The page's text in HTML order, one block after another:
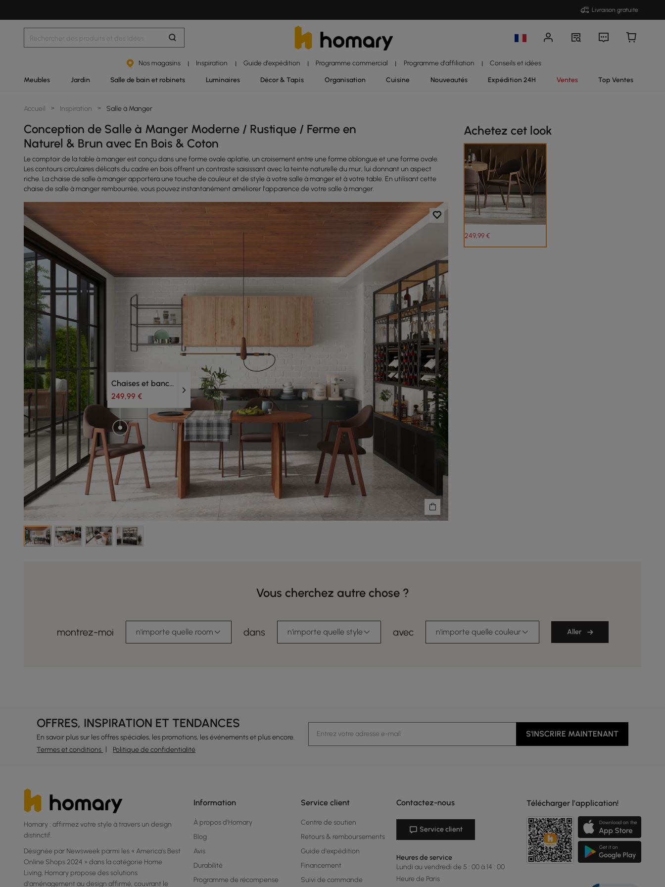
Livraison gratuite
Nos magasins | Inspiration | Guide d'expédition | Programme commercial | Programme d'affiliation | Conseils et idées
Meubles Jardin Salle de bain et robinets Luminaires Décor & Tapis Organisation Cuisine Nouveautés Expédition 24H Ventes Top Ventes
Accueil > Inspiration > Salle à Manger
Conception de Salle à Manger Moderne / Rustique / Ferme en
Naturel & Brun avec En Bois & Coton
Le comptoir de la table à manger est conçu dans une forme ovale aplatie, un croisement entre une forme oblongue et une forme ovale.
Les contours circulaires délicats du cadre en bois offrent un contraste saisissant avec la teinte naturelle du mur, lui donnant un aspect
riche. La chaise de salle à manger apportera une touche de couleur et de style à votre salle à manger et à votre table. En utilisant cette
chaise de salle à manger rembourrée, vous pouvez instantanément améliorer l'apparence de votre salle à manger.
Chaises et bancs de salle à manger
249,99 €
Achetez cet look
249,99€
Vous cherchez autre chose ?
montrez-moi n'importe quelle room dans n'importe quelle style avec n'importe quelle couleur Aller
OFFRES, INSPIRATION ET TENDANCES
En savoir plus sur les offres spéciales, les promotions, les événements et plus encore.
Termes et conditions
Politique de confidentialité
S'INSCRIRE MAINTENANT
Homary : affirmez votre style à travers un design
distinctif.
Désignée par Newsweek parmi les « America's Best
Online Shops 2024 » dans la catégorie Home
Living, Homary propose des solutions
d'aménagement au design affirmé, couvrant le
Information
À propos d'Homary
Blog
Avis
Durabilité
Programme de récompense
Service client
Centre de soutien
Retours & remboursements
Guide d'expédition
Financement
Suivi de commande
Contactez-nous
Service client
Heures de service
Lundi au vendredi de 5 : 00 à 14 : 00
Heure de Paris
Télécharger l’application!